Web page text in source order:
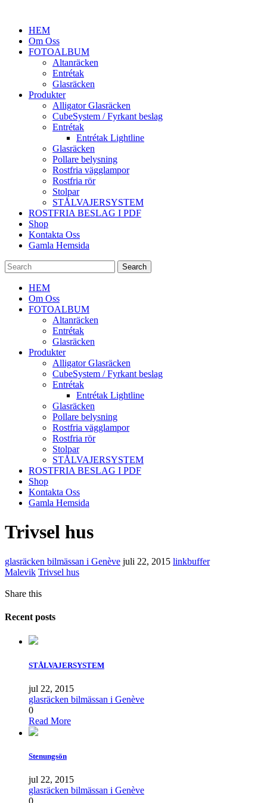
HEM
Om Oss
FOTOALBUM
Altanräcken
Entrétak
Glasräcken
Produkter
Alligator Glasräcken
CubeSystem / Fyrkant beslag
Entrétak
Entrétak Lightline
Glasräcken
Pollare belysning
Rostfria vägglampor
Rostfria rör
Stolpar
STÅLVAJERSYSTEM
ROSTFRIA BESLAG I PDF
Shop
Kontakta Oss
Gamla Hemsida
HEM
Om Oss
FOTOALBUM
Altanräcken
Entrétak
Glasräcken
Produkter
Alligator Glasräcken
CubeSystem / Fyrkant beslag
Entrétak
Entrétak Lightline
Glasräcken
Pollare belysning
Rostfria vägglampor
Rostfria rör
Stolpar
STÅLVAJERSYSTEM
ROSTFRIA BESLAG I PDF
Shop
Kontakta Oss
Gamla Hemsida
Trivsel hus
glasräcken bilmässan i Genève juli 22, 2015 linkbuffer
Malevik Trivsel hus
Share this
Recent posts
STÅLVAJERSYSTEM
jul 22, 2015
glasräcken bilmässan i Genève
0
Read More
Stenungsön
jul 22, 2015
glasräcken bilmässan i Genève
0